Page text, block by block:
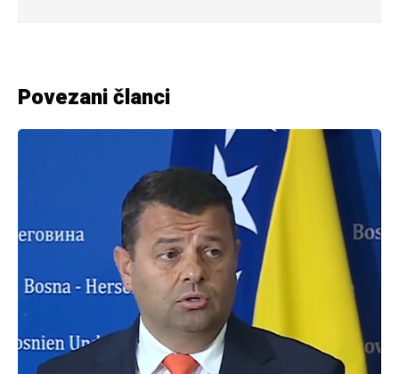
Povezani članci